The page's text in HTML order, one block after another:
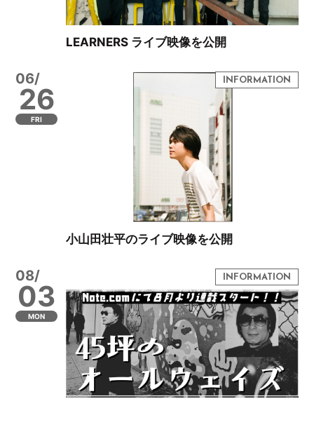
LEARNERS ライブ映像を公開
06/
26
FRI
小山田壮平のライブ映像を公開
08/
03
MON